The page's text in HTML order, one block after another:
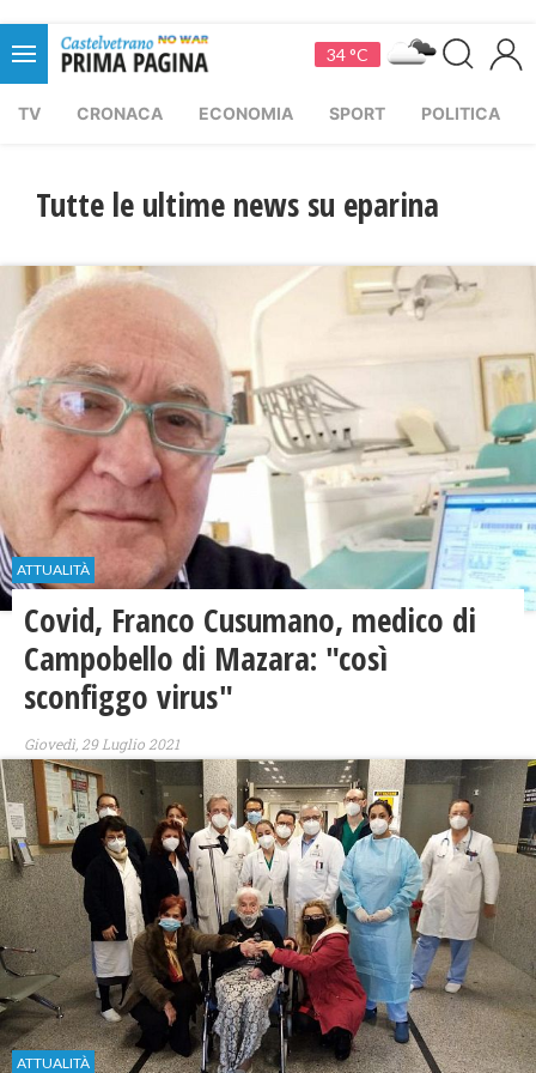
34 °C
TV CRONACA ECONOMIA SPORT POLITICA
Tutte le ultime news su eparina
ATTUALITÀ
Covid, Franco Cusumano, medico di
Campobello di Mazara: "così
sconfiggo virus"
Giovedì, 29 Luglio 2021
ATTUALITÀ